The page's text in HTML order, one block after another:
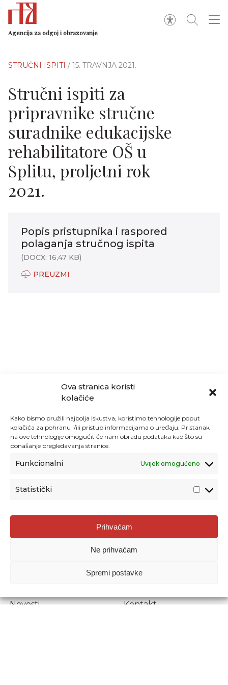
Ova stranica koristi
kolačiće
Kako bismo pružili najbolja iskustva, koristimo tehnologije poput
kolačića za pohranu i/ili pristup informacijama o uređaju. Pristanak
na ove tehnologije omogućit će nam obradu podataka kao što su
ponašanje pregledavanja stranice.
Funkcionalni Uvijek omogućeno
Statistički
Prihvaćam
Ne prihvaćam
Spremi postavke
Agencija za odgoj i obrazovanje
STRUČNI ISPITI / 15. TRAVNJA 2021.
Stručni ispiti za
pripravnike stručne
suradnike edukacijske
rehabilitatore OŠ u
Splitu, proljetni rok
2021.
Popis pristupnika i raspored
polaganja stručnog ispita
(DOCX: 16,47 KB)
PREUZMI
Agencija za odgoj i obrazovanje
Donje Svetice 38, 10000 Zagreb
1778129
Prenošenje sadržaja dopušteno je uz navođenje izvora.
Novosti
Kontakt